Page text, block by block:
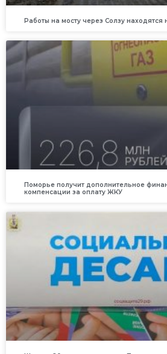
Работы на мосту через Солзу
Поморье получит дополнительное
компенсации за оплату ЖКУ